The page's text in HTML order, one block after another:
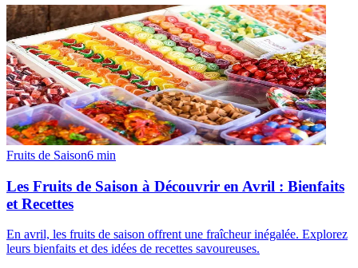
Fruits de Saison6 min
Les Fruits de Saison à Découvrir en Avril : Bienfaits
et Recettes
En avril, les fruits de saison offrent une fraîcheur inégalée. Explorez
leurs bienfaits et des idées de recettes savoureuses.